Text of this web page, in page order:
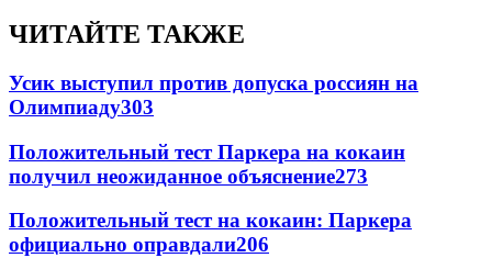
ЧИТАЙТЕ ТАКЖЕ
Усик выступил против допуска россиян на
Олимпиаду303
Положительный тест Паркера на кокаин
получил неожиданное объяснение273
Положительный тест на кокаин: Паркера
официально оправдали206